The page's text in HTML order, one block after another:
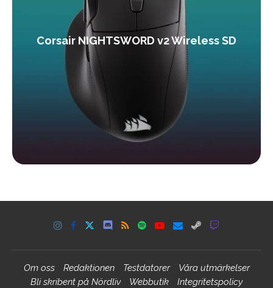
Corsair NIGHTSWORD v2 Wireless SD
Om oss Redaktionen Testdatorer
Våra utmärkelser
Bli skribent på Nördliv
Webbutik Integritetspolicy